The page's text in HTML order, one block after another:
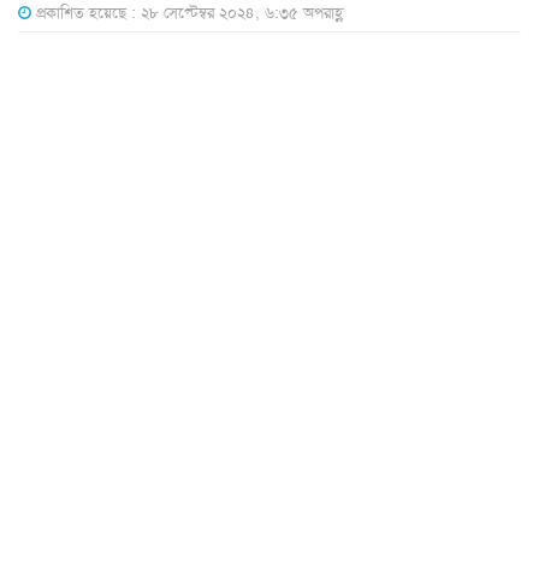
প্রকাশিত হয়েছে : ২৮ সেপ্টেম্বর ২০২৪, ৬:৩৫ অপরাহ্ণ